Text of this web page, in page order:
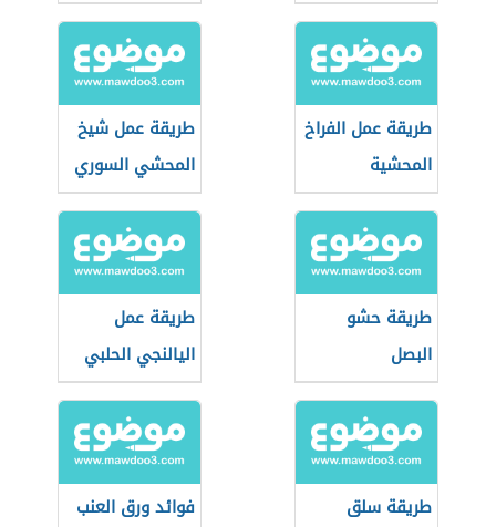
طريقة عمل الفراخ
المحشية
طريقة عمل شيخ
المحشي السوري
طريقة حشو
البصل
طريقة عمل
اليالنجي الحلبي
طريقة سلق
فوائد ورق العنب